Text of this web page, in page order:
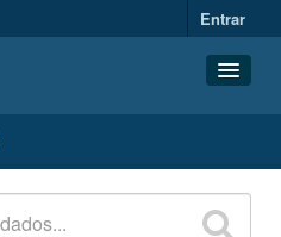
Entrar